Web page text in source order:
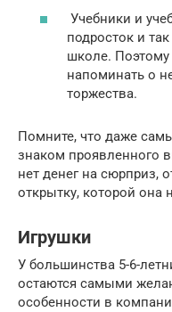
Учебники и
подросток и
школе.
напоминать о
торжества.
Помните, что даже
знаком проявленного
нет денег на сюрприз,
открытку, которой она
Игрушки
У большинства 5-6-
остаются самыми
особенности в